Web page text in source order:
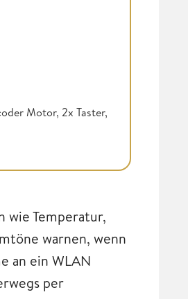
Motor, 2x Taster,
wie Temperatur,
warnen, wenn
an ein WLAN
per